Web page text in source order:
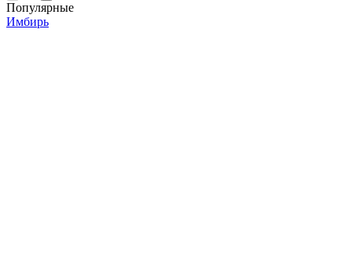
Популярные
Имбирь